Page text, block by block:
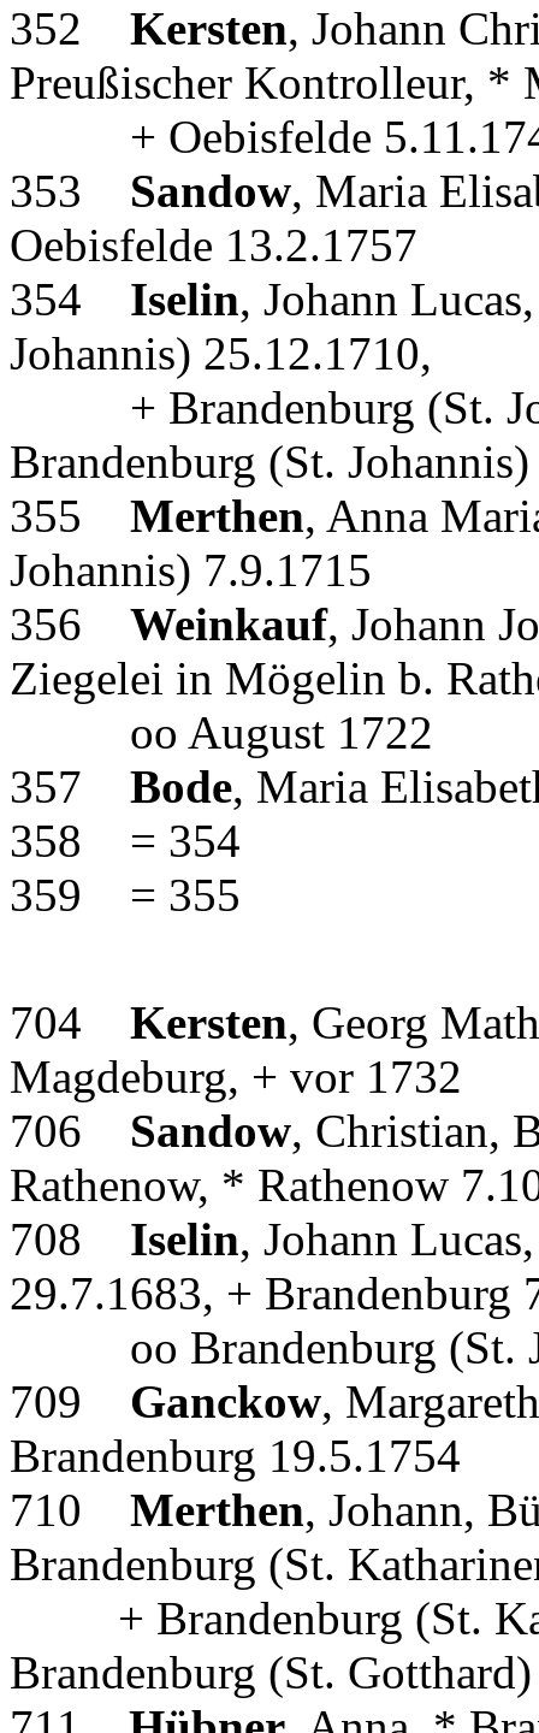
352 Kersten, Johann
Preußischer Kontrolleur, *
+ Oebisfelde
353 Sandow, Maria
Oebisfelde 13.2.1757
354 Iselin, Johann
Johannis) 25.12.1710,
+ Brandenburg (St.
Brandenburg (St.
355 Merthen, Anna
Johannis) 7.9.1715
356 Weinkauf, Johann
Ziegelei in Mögelin b.
oo August 1722
357 Bode, Maria
358 = 354
359 = 355
704 Kersten, Georg
Magdeburg, + vor 1732
706 Sandow, Christian,
Rathenow, * Rathenow
708 Iselin, Johann
29.7.1683, + Brandenburg
oo Brandenburg (St.
709 Ganckow,
Brandenburg 19.5.1754
710 Merthen, Johann,
Brandenburg (St.
+ Brandenburg (St.
Brandenburg (St.